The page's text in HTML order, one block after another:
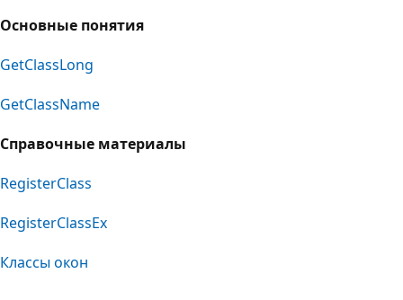
Основные понятия
GetClassLong
GetClassName
Справочные материалы
RegisterClass
RegisterClassEx
Классы окон